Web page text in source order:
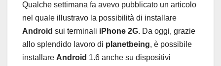
Qualche settimana fa avevo pubblicato un articolo
nel quale illustravo la possibilità di installare
Android sui terminali iPhone 2G. Da oggi, grazie
allo splendido lavoro di planetbeing, è possibile
installare Android 1.6 anche su dispositivi